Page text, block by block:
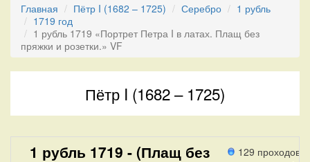
Главная Пётр I (1682 – 1725) Серебро
1 рубль
1719 год
1 рубль 1719 «Портрет Петра I в латах. Плащ без
пряжки и розетки.» VF
Пётр I (1682 – 1725)
129 проходов
1 рубль 1719 - (Плащ без